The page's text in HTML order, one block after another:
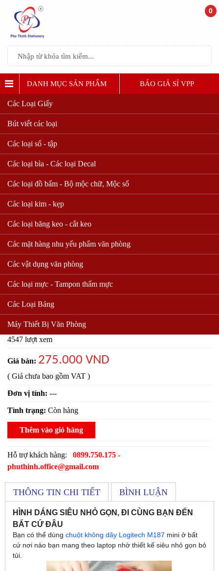
DANH MỤC SẢN PHẨM BÁO GIẢ SỈ VPP
Các Loại Giấy
Bút viết các loại
Các loại sổ - tập
Các loại bìa - Các loại Decal
Các loại đồ bấm - Bộ mộc chữ, Mộc số
Các loại kim - kẹp
Các loại băng keo - cắt keo
Các mặt hàng nhu yếu phẩm văn phòng
Các vật dụng văn phòng
Các loại mực - Tampon thấm mực
Các Loại Bảng
Máy Thiết Bị Văn Phòng
Chuột ko dây Logitech M187
Mã sản phẩm:
4547 lượt xem
Giá bán: 275.000 VND
( Giá chưa bao gồm VAT )
Đơn vị tính: ---
Tình trạng: Còn hàng
Thêm vào giỏ hàng
Hỗ trợ khách hàng: 0899.750.175 -
phuthinh.office@gmail.com
THÔNG TIN CHI TIẾT BÌNH LUẬN
HÌNH DÁNG SIÊU NHỎ GỌN, ĐI CÙNG BẠN ĐẾN
BẤT CỨ ĐÂU
Bạn có thể dùng chuột không dây Logitech M187 mini ở bất
cứ nơi nào bạn mang theo laptop nhờ thiết kế siêu nhỏ gọn bỏ
túi.
0